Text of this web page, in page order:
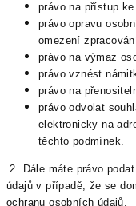
právo na přístup
právo opravu
omezení
právo na výmaz
právo vznést
právo na
právo odvolat
elektronicky na
těchto podmínek.
2. Dále máte právo
údajů v případě, že se
ochranu osobních údajů.